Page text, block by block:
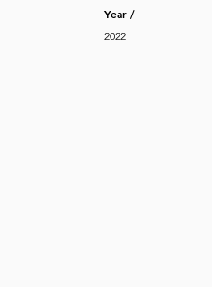
Year /
2022